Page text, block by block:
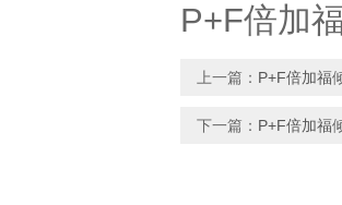
P+F倍加
上一篇： P+F倍加福
下一篇： P+F倍加福